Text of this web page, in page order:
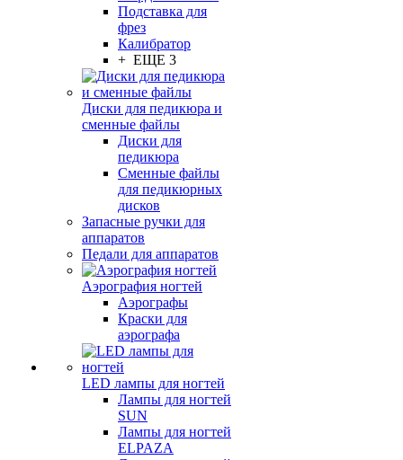
Подставка для
фрез
Калибратор
+ ЕЩЕ 3
Диски для педикюра и
сменные файлы
Диски для
педикюра
Сменные файлы
для педикюрных
дисков
Запасные ручки для
аппаратов
Педали для аппаратов
Аэрография ногтей
Аэрографы
Краски для
аэрографа
LED лампы для ногтей
Лампы для ногтей
SUN
Лампы для ногтей
ELPAZA